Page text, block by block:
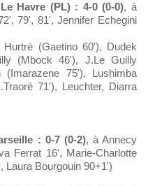
Havre (PL) : 4-0 (0-0), à
79', 81', Jennifer Echegini
(Gaetino 60'), Dudek
(Mbock 46'), J.Le Guilly
75'), Lushimba
71'), Leuchter, Diarra
: 0-7 (0-2), à Annecy
Ferrat 16', Marie-Charlotte
Laura Bourgouin 90+1')